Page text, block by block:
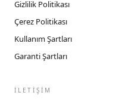
Gizlilik Politikası
Çerez Politikası
Kullanım Şartları
Garanti Şartları
İLETIŞIM